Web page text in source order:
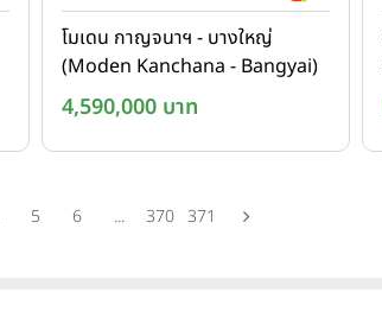
โมเดน กาญจนาฯ - บางใหญ่
(Moden Kanchana - Bangyai)
4,590,000 บาท
5 6 ... 370 371